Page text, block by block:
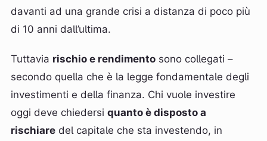
davanti ad una grande crisi a distanza di poco più
di 10 anni dall’ultima.
Tuttavia rischio e rendimento sono collegati –
secondo quella che è la legge fondamentale degli
investimenti e della finanza. Chi vuole investire
oggi deve chiedersi quanto è disposto a
rischiare del capitale che sta investendo, in